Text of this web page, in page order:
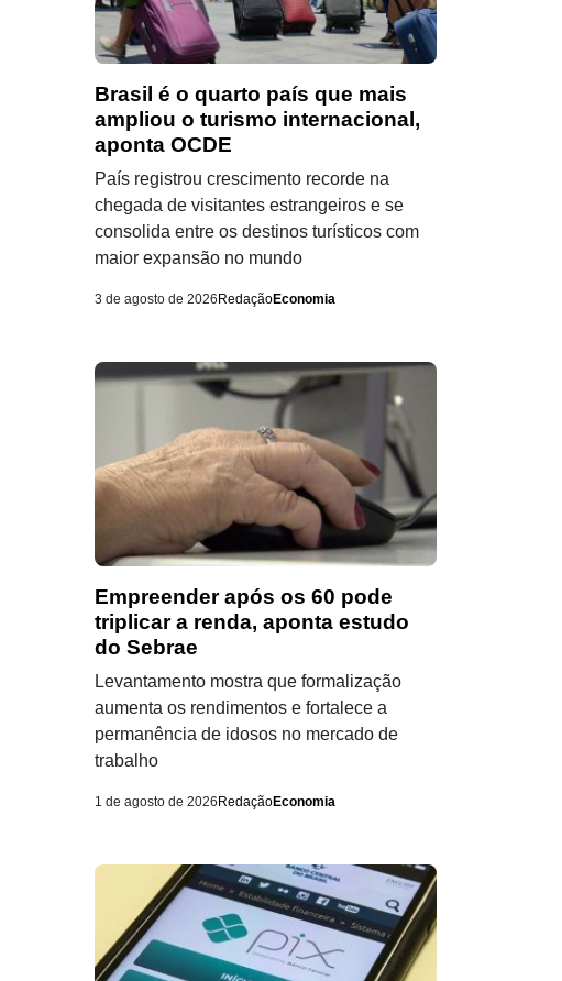
Brasil é o quarto país que mais
ampliou o turismo internacional,
aponta OCDE
País registrou crescimento recorde na
chegada de visitantes estrangeiros e se
consolida entre os destinos turísticos com
maior expansão no mundo
3 de agosto de 2026 RedaçãoEconomia
Empreender após os 60 pode
triplicar a renda, aponta estudo
do Sebrae
Levantamento mostra que formalização
aumenta os rendimentos e fortalece a
permanência de idosos no mercado de
trabalho
1 de agosto de 2026 RedaçãoEconomia